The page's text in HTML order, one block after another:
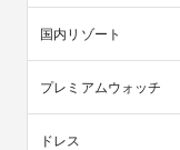
国内リゾート
プレミアムウォッチ
ドレス